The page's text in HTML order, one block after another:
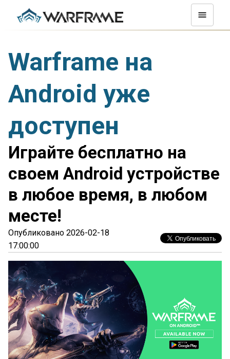
Warframe на
Android уже
доступен
Играйте бесплатно на
своем Android устройстве
в любое время, в любом
месте!
Опубликовано 2026-02-18
17:00:00